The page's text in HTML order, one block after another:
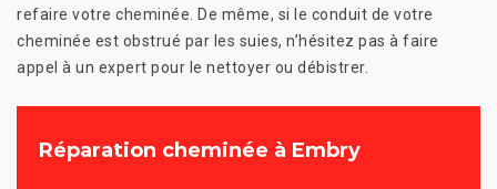
refaire votre cheminée. De même, si le conduit de votre
cheminée est obstrué par les suies, n’hésitez pas à faire
appel à un expert pour le nettoyer ou débistrer.
Réparation cheminée à Embry